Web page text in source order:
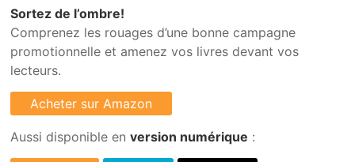
Sortez de l’ombre!
Comprenez les rouages d’une bonne campagne
promotionnelle et amenez vos livres devant vos
lecteurs.
Aussi disponible enversion numérique :